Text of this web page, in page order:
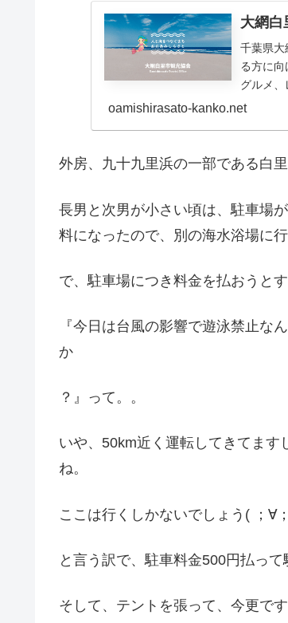
大網白
千葉県大
る方に
グルメ、
oamishirasato-kanko.net
外房、九十九里浜の一部である白里
長男と次男が小さい頃は、駐車場
料になったので、別の海水浴場に
で、駐車場につき料金を払おうと
『今日は台風の影響で遊泳禁止な
か
？』って。。
いや、50km近く運転してきてます
ね。
ここは行くしかないでしょう( ；∀
と言う訳で、駐車料金500円払って
そして、テントを張って、今更で